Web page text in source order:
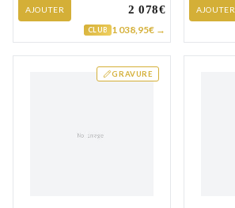
AJOUTER 2 078€
CLUB 1 038,95€ →
AJOUTER
GRAVURE